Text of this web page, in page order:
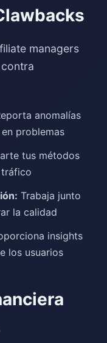
managers
anomalías
problemas
tus métodos
Trabaja junto
la calidad
insights
los usuarios